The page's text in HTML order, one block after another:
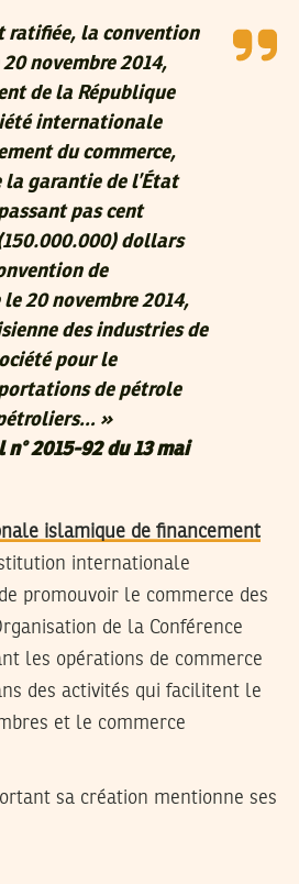
ratifiée, la convention
novembre 2014,
de la République
internationale
du commerce,
garantie de l’État
pas cent
dollars
de
20 novembre 2014,
des industries de
pour le
de pétrole
»
2015-92 du 13 mai
islamique de financement
internationale
promouvoir le commerce des
de la Conférence
les opérations de commerce
des activités qui facilitent le
et le commerce
sa création mentionne ses